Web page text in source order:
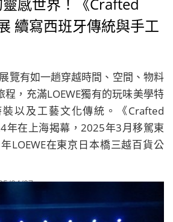
續寫西班牙傳統與手工
覽有如一趟穿越時間、空間、物料
，充滿LOEWE獨有的玩味美學特
以及工藝文化傳統。《Crafted
年在上海揭幕，2025年3月移駕東
LOEWE在東京日本橋三越百貨公
04/07